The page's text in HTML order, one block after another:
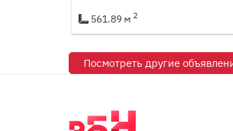
561.89 м 2
Посмотреть другие